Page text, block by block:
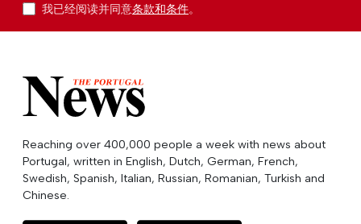
我已经阅读并同意条款和条件。
Reaching over 400,000 people a week with news about
Portugal, written in English, Dutch, German, French,
Swedish, Spanish, Italian, Russian, Romanian, Turkish and
Chinese.